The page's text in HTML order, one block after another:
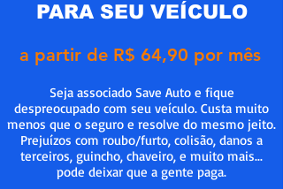
PARA SEU VEÍCULO
a partir de R$ 64,90 por mês
Seja associado Save Auto e fique
despreocupado com seu veículo. Custa muito
menos que o seguro e resolve do mesmo jeito.
Prejuízos com roubo/furto, colisão, danos a
terceiros, guincho, chaveiro, e muito mais...
pode deixar que a gente paga.